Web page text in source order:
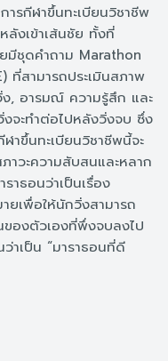
รกีฬาขึ้นทะเบียนวิชาชีพ
ลังเข้าเส้นชัย ทั้งที่
มีชุดคำถาม Marathon
ที่สามารถประเมินสภาพ
, อารมณ์ ความรู้สึก และ
จะทำต่อไปหลังวิ่งจบ ซึ่ง
าขึ้นทะเบียนวิชาชีพนี้จะ
าวะความสับสนและหลาก
าธอนว่าเป็นเรื่อง
ยเพื่อให้นักวิ่งสามารถ
ของตัวเองที่พึ่งจบลงไป
าเป็น “มาราธอนที่ดี